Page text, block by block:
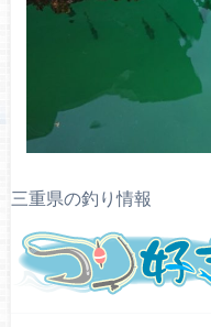
三重県の釣り情報